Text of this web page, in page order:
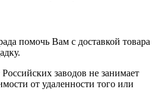
помочь Вам с доставкой товара
заводов не занимает
от удаленности того или